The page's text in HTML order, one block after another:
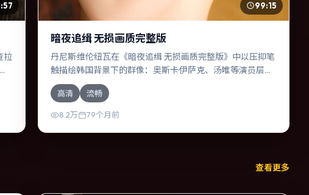
拉
99:15
暗夜追缉 无损画质完整版
丹尼斯·维伦纽瓦在《暗夜追缉 无损画质完整版》中以压抑笔
触描绘韩国背景下的群像：奥斯卡·伊萨克、汤唯等演员层次
丰富。作为一部动作作品，故事从日常裂缝切入，逐步推向
不可逆转的结局；视听语言统一，情感落点克制有力。
高清 流畅
8.2万 79个月前
查看更多